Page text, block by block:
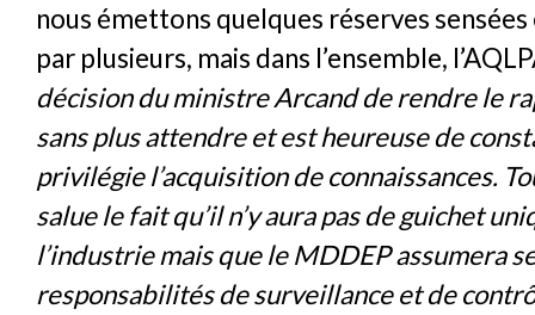
nous émettons quelques réserves
par plusieurs, mais dans l’ensemble,
décision du ministre Arcand de rendre le
sans plus attendre et est heureuse de
privilégie l’acquisition de connaissances.
salue le fait qu’il n’y aura pas de guichet
l’industrie mais que le MDDEP assumera
responsabilités de surveillance et de